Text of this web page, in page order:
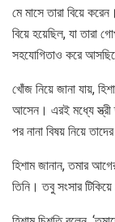
মে মাসে তারা বিয়ে
বিয়ে হয়েছিল, যা তারা
সহযোগিতাও করে
খোঁজ নিয়ে জানা যায়,
আসেন। এরই মধ্যে স্ত্রী
পর নানা বিষয় নিয়ে
হিশাম জানান, তমার
তিনি। তবু সংসার